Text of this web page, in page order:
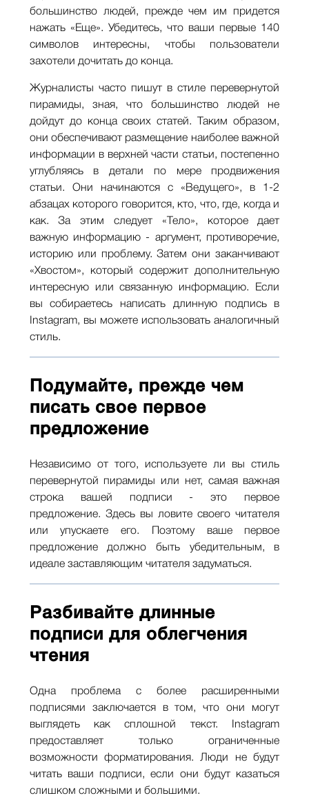
большинство людей, прежде чем им придется
нажать «Еще». Убедитесь, что ваши первые 140
символов интересны, чтобы пользователи
захотели дочитать до конца.
Журналисты часто пишут в стиле перевернутой
пирамиды, зная, что большинство людей не
дойдут до конца своих статей. Таким образом,
они обеспечивают размещение наиболее важной
информации в верхней части статьи, постепенно
углубляясь в детали по мере продвижения
статьи. Они начинаются с «Ведущего», в 1-2
абзацах которого говорится, кто, что, где, когда и
как. За этим следует «Тело», которое дает
важную информацию - аргумент, противоречие,
историю или проблему. Затем они заканчивают
«Хвостом», который содержит дополнительную
интересную или связанную информацию. Если
вы собираетесь написать длинную подпись в
Instagram, вы можете использовать аналогичный
стиль.
Подумайте, прежде чем
писать свое первое
предложение
Независимо от того, используете ли вы стиль
перевернутой пирамиды или нет, самая важная
строка вашей подписи - это первое
предложение. Здесь вы ловите своего читателя
или упускаете его. Поэтому ваше первое
предложение должно быть убедительным, в
идеале заставляющим читателя задуматься.
Разбивайте длинные
подписи для облегчения
чтения
Одна проблема с более расширенными
подписями заключается в том, что они могут
выглядеть как сплошной текст. Instagram
предоставляет только ограниченные
возможности форматирования. Люди не будут
читать ваши подписи, если они будут казаться
слишком сложными и большими.